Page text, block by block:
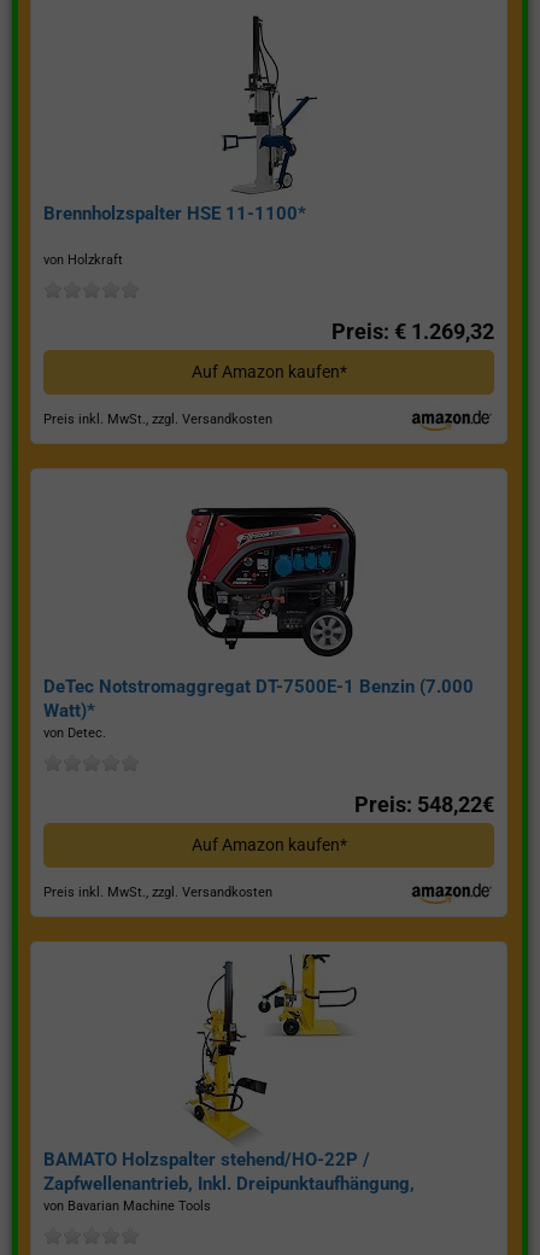
Brennholzspalter HSE 11-1100*
von Holzkraft
Preis: € 1.269,32
Auf Amazon kaufen*
Preis inkl. MwSt., zzgl. Versandkosten
DeTec Notstromaggregat DT-7500E-1 Benzin (7.000
Watt)*
von Detec.
Preis: 548,22€
Auf Amazon kaufen*
Preis inkl. MwSt., zzgl. Versandkosten
BAMATO Holzspalter stehend/HO-22P /
Zapfwellenantrieb, Inkl. Dreipunktaufhängung,
Spaltkraft 22 Tonnen*
von Bavarian Machine Tools